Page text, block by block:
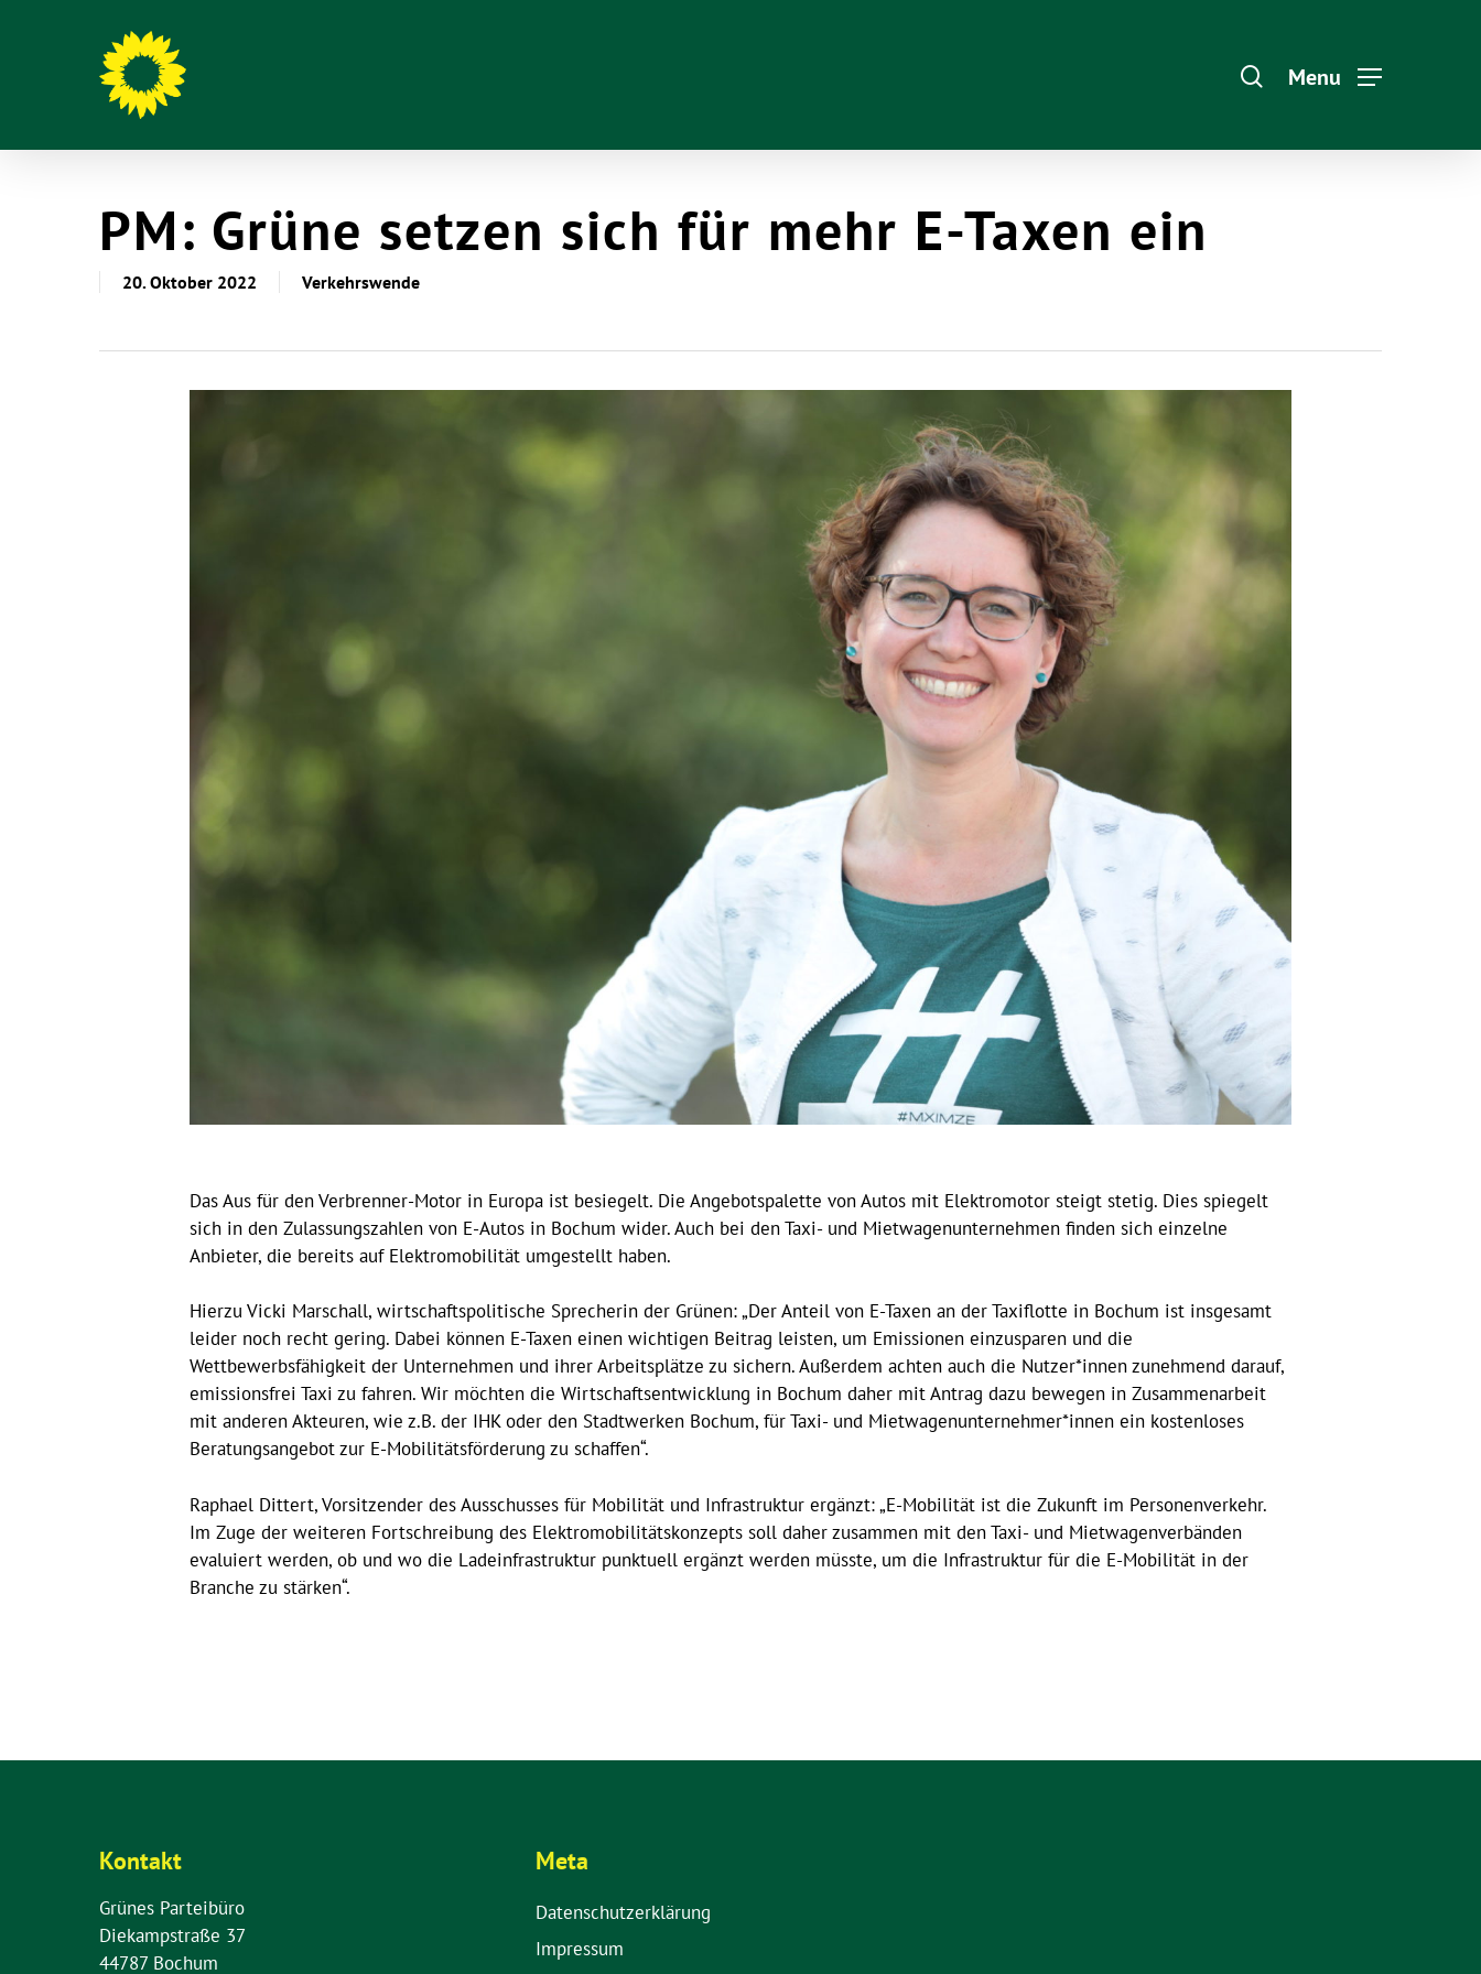
Menu
PM: Grüne setzen sich für mehr E-Taxen ein
20. Oktober 2022 Verkehrswende
Das Aus für den Verbrenner-Motor in Europa ist besiegelt. Die Angebotspalette von Autos mit Elektromotor steigt stetig. Dies spiegelt
sich in den Zulassungszahlen von E-Autos in Bochum wider. Auch bei den Taxi- und Mietwagenunternehmen finden sich einzelne
Anbieter, die bereits auf Elektromobilität umgestellt haben.
Hierzu Vicki Marschall, wirtschaftspolitische Sprecherin der Grünen: „Der Anteil von E-Taxen an der Taxiflotte in Bochum ist insgesamt
leider noch recht gering. Dabei können E-Taxen einen wichtigen Beitrag leisten, um Emissionen einzusparen und die
Wettbewerbsfähigkeit der Unternehmen und ihrer Arbeitsplätze zu sichern. Außerdem achten auch die Nutzer*innen zunehmend darauf,
emissionsfrei Taxi zu fahren. Wir möchten die Wirtschaftsentwicklung in Bochum daher mit Antrag dazu bewegen in Zusammenarbeit
mit anderen Akteuren, wie z.B. der IHK oder den Stadtwerken Bochum, für Taxi- und Mietwagenunternehmer*innen ein kostenloses
Beratungsangebot zur E-Mobilitätsförderung zu schaffen“.
Raphael Dittert, Vorsitzender des Ausschusses für Mobilität und Infrastruktur ergänzt: „E-Mobilität ist die Zukunft im Personenverkehr.
Im Zuge der weiteren Fortschreibung des Elektromobilitätskonzepts soll daher zusammen mit den Taxi- und Mietwagenverbänden
evaluiert werden, ob und wo die Ladeinfrastruktur punktuell ergänzt werden müsste, um die Infrastruktur für die E-Mobilität in der
Branche zu stärken“.
Kontakt
Grünes Parteibüro
Diekampstraße 37
44787 Bochum
Meta
Datenschutzerklärung
Impressum